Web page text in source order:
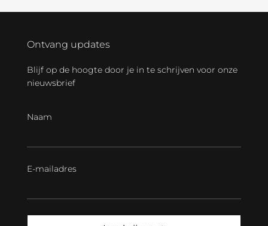
Ontvang updates
Blijf op de hoogte door je in te schrijven voor onze
nieuwsbrief
Naam
E-mailadres